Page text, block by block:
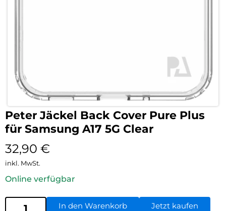
Peter Jäckel Back Cover Pure Plus
für Samsung A17 5G Clear
32,90 €
inkl. MwSt.
Online verfügbar
In den Warenkorb Jetzt kaufen